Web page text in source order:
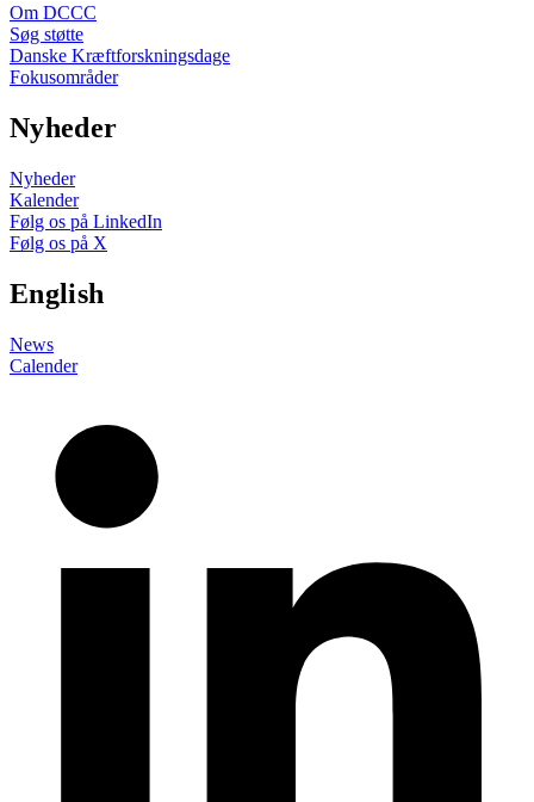
Om DCCC
Søg støtte
Danske Kræftforskningsdage
Fokusområder
Nyheder
Nyheder
Kalender
Følg os på LinkedIn
Følg os på X
English
News
Calender